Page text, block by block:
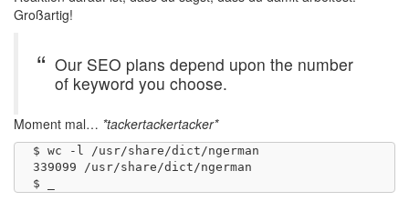
Großartig!
Our SEO plans depend upon the number
of keyword you choose.
Moment mal… *tackertackertacker*
$ wc -l /usr/share/dict/ngerman
339099 /usr/share/dict/ngerman